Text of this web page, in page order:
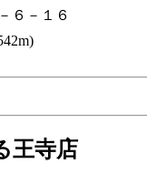
６－１６
)
王寺店